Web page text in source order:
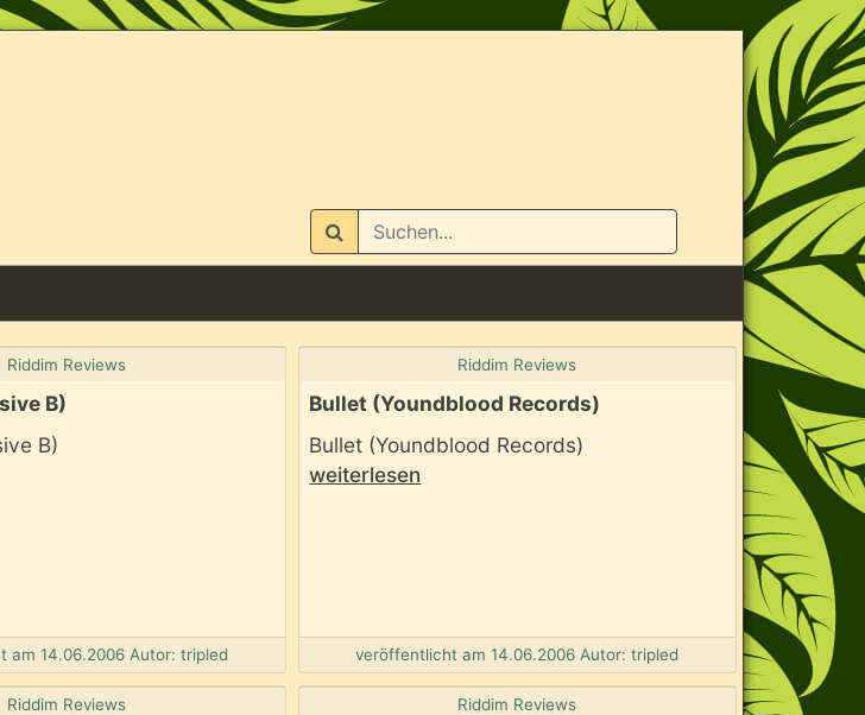
Suchen
Riddim Reviews
B)
B)
am 14.06.2006 Autor: tripled
Riddim Reviews
Bullet (Youndblood Records)
Bullet (Youndblood Records)
weiterlesen
veröffentlicht am 14.06.2006 Autor: tripled
Riddim Reviews Riddim Reviews